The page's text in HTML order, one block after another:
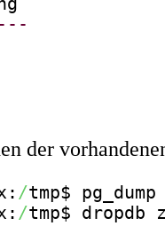
der
/tmp$
/tmp$ dropdb